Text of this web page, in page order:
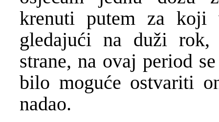
krenuti putem za koji
gledajući na duži
strane, na ovaj period
bilo moguće ostvariti
nadao.